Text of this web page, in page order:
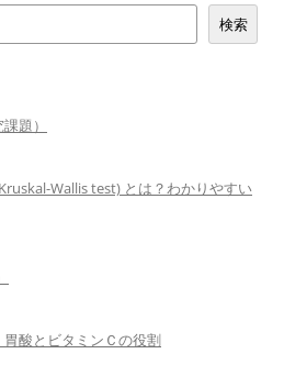
検索
題）
Wallis test) とは？わかりやすい
酸とビタミンＣの役割